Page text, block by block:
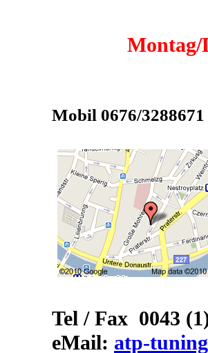
Montag/
Mobil 0676/3288671
Tel / Fax 0043
eMail: atp-